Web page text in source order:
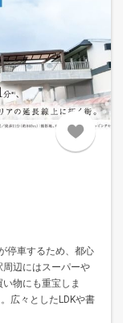
停車するため、都心
辺にはスーパーや
物にも重宝しま
広々としたLDKや書